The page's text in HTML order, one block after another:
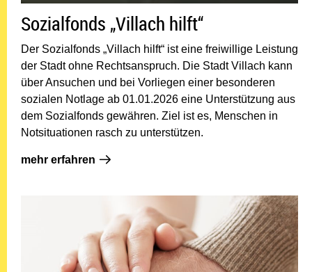
Sozialfonds „Villach hilft“
Der Sozialfonds „Villach hilft“ ist eine freiwillige Leistung
der Stadt ohne Rechtsanspruch. Die Stadt Villach kann
über Ansuchen und bei Vorliegen einer besonderen
sozialen Notlage ab 01.01.2026 eine Unterstützung aus
dem Sozialfonds gewähren. Ziel ist es, Menschen in
Notsituationen rasch zu unterstützen.
mehr erfahren mehr erfahren: Sozialfonds „Villach hilft“